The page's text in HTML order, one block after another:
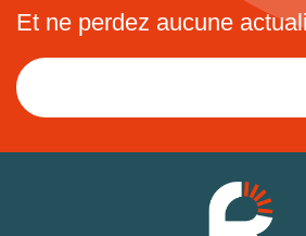
Et ne perdez aucune